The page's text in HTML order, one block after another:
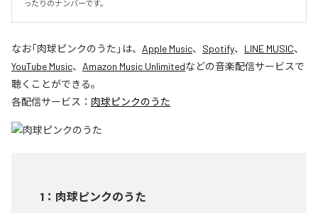
ったりのナンバーです。
なお「肉球ピンクのうた 」は、 Apple Music、 Spotify、 LINE MUSIC、
YouTube Music、 Amazon Music Unlimitedなどの音楽配信サービスで
聴くことができる。
各配信サービス： 肉球ピンクのうた
1 ： 肉球ピンクのうた